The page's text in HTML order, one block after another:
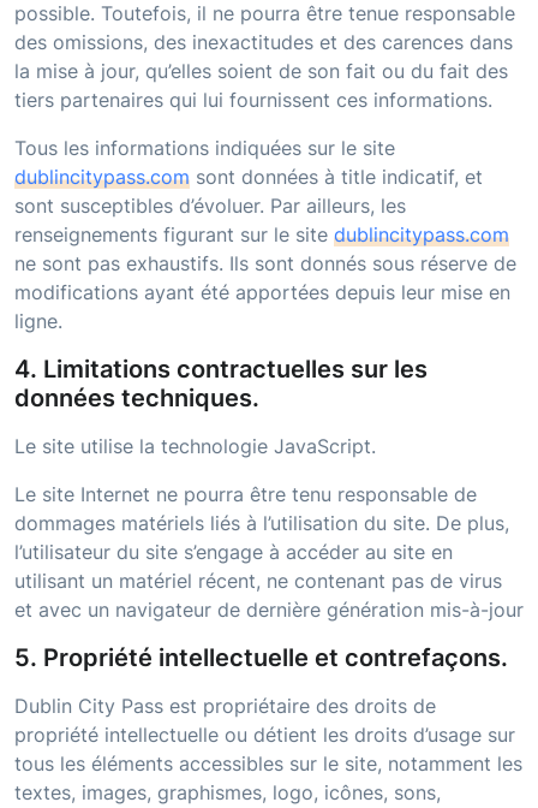
possible. Toutefois, il ne pourra être tenue responsable
des omissions, des inexactitudes et des carences dans
la mise à jour, qu’elles soient de son fait ou du fait des
tiers partenaires qui lui fournissent ces informations.
Tous les informations indiquées sur le site
dublincitypass.com sont données à title indicatif, et
sont susceptibles d’évoluer. Par ailleurs, les
renseignements figurant sur le site dublincitypass.com
ne sont pas exhaustifs. Ils sont donnés sous réserve de
modifications ayant été apportées depuis leur mise en
ligne.
4. Limitations contractuelles sur les
données techniques.
Le site utilise la technologie JavaScript.
Le site Internet ne pourra être tenu responsable de
dommages matériels liés à l’utilisation du site. De plus,
l’utilisateur du site s’engage à accéder au site en
utilisant un matériel récent, ne contenant pas de virus
et avec un navigateur de dernière génération mis-à-jour
5. Propriété intellectuelle et contrefaçons.
Dublin City Pass est propriétaire des droits de
propriété intellectuelle ou détient les droits d’usage sur
tous les éléments accessibles sur le site, notamment les
textes, images, graphismes, logo, icônes, sons,